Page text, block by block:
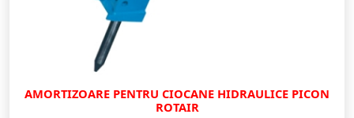
AMORTIZOARE PENTRU CIOCANE HIDRAULICE PICON
ROTAIR